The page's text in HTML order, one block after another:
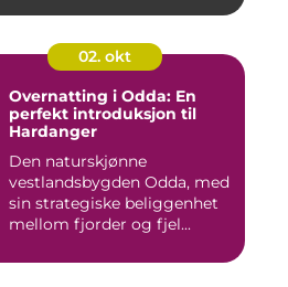
02. okt
Overnatting i Odda: En
perfekt introduksjon til
Hardanger
Den naturskjønne
vestlandsbygden Odda, med
sin strategiske beliggenhet
mellom fjorder og fjel...